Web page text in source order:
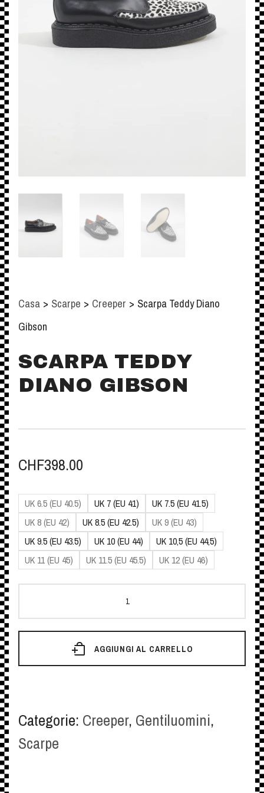
Casa > Scarpe > Creeper > Scarpa Teddy Diano
Gibson
SCARPA TEDDY
DIANO GIBSON
CHF398.00
UK 6.5 (EU 40.5) UK 7 (EU 41)
UK 7.5 (EU 41.5)
UK 8 (EU 42)
UK 8.5 (EU 42.5)
UK 9 (EU 43)
UK 9.5 (EU 43.5)
UK 10 (EU 44)
UK 10,5 (EU 44,5)
UK 11 (EU 45)
UK 11.5 (EU 45.5) UK 12 (EU 46)
Diano
quantità
AGGIUNGI AL CARRELLO
Categorie: Creeper, Gentiluomini,
Scarpe